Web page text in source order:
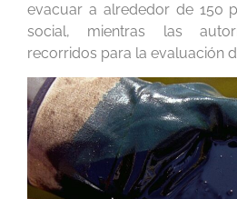
evacuar a alrededor de 150
social, mientras las
recorridos para la evaluación